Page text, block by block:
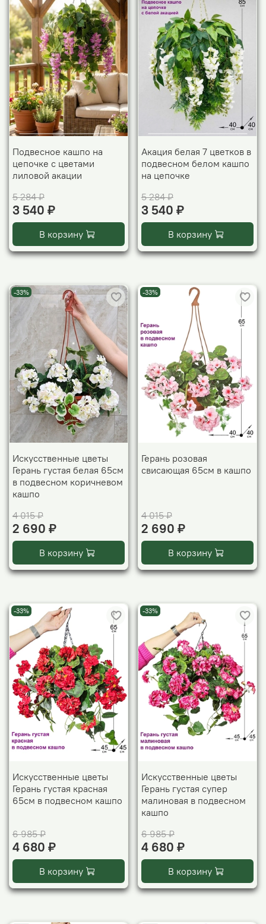
Подвесное кашпо на
цепочке с цветами
лиловой акации
5 284 ₽
3 540 ₽
В корзину
Акация белая 7 цветков в
подвесном белом кашпо
на цепочке
5 284 ₽
3 540 ₽
В корзину
-33%
Искусственные цветы
Герань густая белая 65см
в подвесном коричневом
кашпо
4 015 ₽
2 690 ₽
В корзину
-33%
Герань розовая
свисающая 65см в кашпо
4 015 ₽
2 690 ₽
В корзину
-33%
Искусственные цветы
Герань густая красная
65см в подвесном кашпо
6 985 ₽
4 680 ₽
В корзину
-33%
Искусственные цветы
Герань густая супер
малиновая в подвесном
кашпо
6 985 ₽
4 680 ₽
В корзину